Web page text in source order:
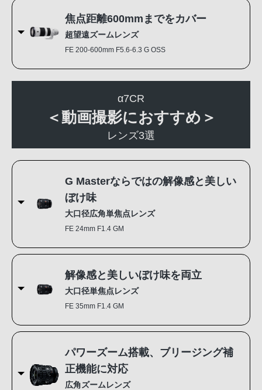
焦点距離600mmまでをカバー
超望遠ズームレンズ
FE 200-600mm F5.6-6.3 G OSS
α7CR
＜動画撮影におすすめ＞
レンズ3選
G Masterならではの解像感と美しい
ぼけ味
大口径広角単焦点レンズ
FE 24mm F1.4 GM
解像感と美しいぼけ味を両立
大口径単焦点レンズ
FE 35mm F1.4 GM
パワーズーム搭載、ブリージング補
正機能に対応
広角ズームレンズ